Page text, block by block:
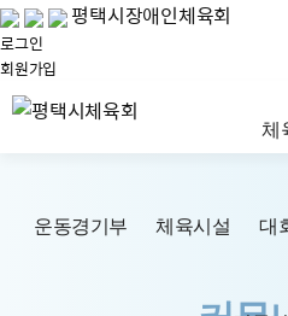
평택시장애인체육회
로그인
회원가입
체
운동경기부 체육시설 대